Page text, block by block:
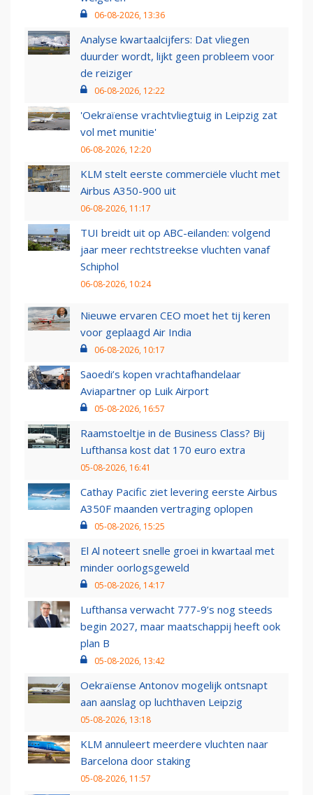
06-08-2026, 13:36
Analyse kwartaalcijfers: Dat vliegen
duurder wordt, lijkt geen probleem voor
de reiziger
06-08-2026, 12:22
'Oekraïense vrachtvliegtuig in Leipzig zat
vol met munitie'
06-08-2026, 12:20
KLM stelt eerste commerciële vlucht met
Airbus A350-900 uit
06-08-2026, 11:17
TUI breidt uit op ABC-eilanden: volgend
jaar meer rechtstreekse vluchten vanaf
Schiphol
06-08-2026, 10:24
Nieuwe ervaren CEO moet het tij keren
voor geplaagd Air India
06-08-2026, 10:17
Saoedi’s kopen vrachtafhandelaar
Aviapartner op Luik Airport
05-08-2026, 16:57
Raamstoeltje in de Business Class? Bij
Lufthansa kost dat 170 euro extra
05-08-2026, 16:41
Cathay Pacific ziet levering eerste Airbus
A350F maanden vertraging oplopen
05-08-2026, 15:25
El Al noteert snelle groei in kwartaal met
minder oorlogsgeweld
05-08-2026, 14:17
Lufthansa verwacht 777-9’s nog steeds
begin 2027, maar maatschappij heeft ook
plan B
05-08-2026, 13:42
Oekraïense Antonov mogelijk ontsnapt
aan aanslag op luchthaven Leipzig
05-08-2026, 13:18
KLM annuleert meerdere vluchten naar
Barcelona door staking
05-08-2026, 11:57